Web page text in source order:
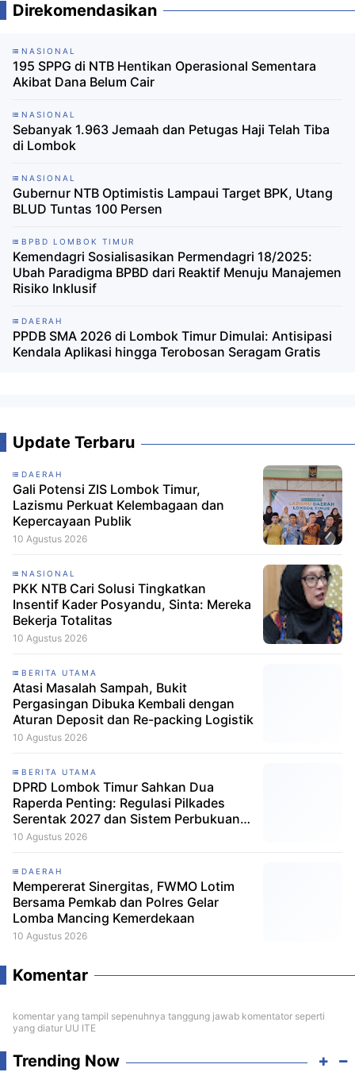
Direkomendasikan
NASIONAL
195 SPPG di NTB Hentikan Operasional Sementara
Akibat Dana Belum Cair
NASIONAL
Sebanyak 1.963 Jemaah dan Petugas Haji Telah Tiba
di Lombok
NASIONAL
Gubernur NTB Optimistis Lampaui Target BPK, Utang
BLUD Tuntas 100 Persen
BPBD LOMBOK TIMUR
Kemendagri Sosialisasikan Permendagri 18/2025:
Ubah Paradigma BPBD dari Reaktif Menuju Manajemen
Risiko Inklusif
DAERAH
PPDB SMA 2026 di Lombok Timur Dimulai: Antisipasi
Kendala Aplikasi hingga Terobosan Seragam Gratis
Update Terbaru
DAERAH
Gali Potensi ZIS Lombok Timur,
Lazismu Perkuat Kelembagaan dan
Kepercayaan Publik
10 Agustus 2026
NASIONAL
PKK NTB Cari Solusi Tingkatkan
Insentif Kader Posyandu, Sinta: Mereka
Bekerja Totalitas
10 Agustus 2026
BERITA UTAMA
Atasi Masalah Sampah, Bukit
Pergasingan Dibuka Kembali dengan
Aturan Deposit dan Re-packing Logistik
10 Agustus 2026
BERITA UTAMA
DPRD Lombok Timur Sahkan Dua
Raperda Penting: Regulasi Pilkades
Serentak 2027 dan Sistem Perbukuan
Resmi Disetujui
10 Agustus 2026
DAERAH
Mempererat Sinergitas, FWMO Lotim
Bersama Pemkab dan Polres Gelar
Lomba Mancing Kemerdekaan
10 Agustus 2026
Komentar
komentar yang tampil sepenuhnya tanggung jawab komentator seperti
yang diatur UU ITE
Trending Now